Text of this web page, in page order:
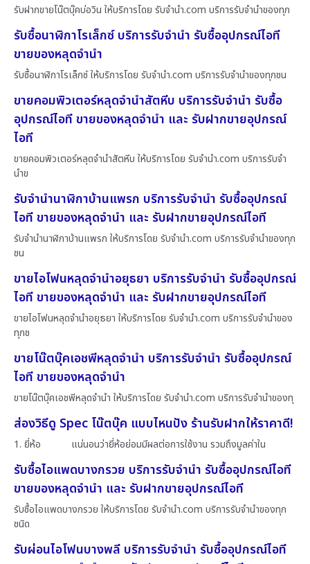
รับฝากขายโน๊ตบุ๊คบ่อวิน ให้บริการโดย รับจํานํา.com บริการรับจำนำของทุก
รับซื้อนาฬิกาโรเล็กซ์ บริการรับจำนำ รับซื้ออุปกรณ์ไอที
ขายของหลุดจำนำ
รับซื้อนาฬิกาโรเล็กซ์ ให้บริการโดย รับจํานํา.com บริการรับจำนำของทุกชน
ขายคอมพิวเตอร์หลุดจำนำสัตหีบ บริการรับจำนำ รับซื้อ
อุปกรณ์ไอที ขายของหลุดจำนำ และ รับฝากขายอุปกรณ์
ไอที
ขายคอมพิวเตอร์หลุดจำนำสัตหีบ ให้บริการโดย รับจํานํา.com บริการรับจำ
นำข
รับจำนำนาฬิกาบ้านแพรก บริการรับจำนำ รับซื้ออุปกรณ์
ไอที ขายของหลุดจำนำ และ รับฝากขายอุปกรณ์ไอที
รับจำนำนาฬิกาบ้านแพรก ให้บริการโดย รับจํานํา.com บริการรับจำนำของทุก
ชน
ขายไอโฟนหลุดจำนำอยุธยา บริการรับจำนำ รับซื้ออุปกรณ์
ไอที ขายของหลุดจำนำ และ รับฝากขายอุปกรณ์ไอที
ขายไอโฟนหลุดจำนำอยุธยา ให้บริการโดย รับจํานํา.com บริการรับจำนำของ
ทุกช
ขายโน๊ตบุ๊คเอชพีหลุดจำนำ บริการรับจำนำ รับซื้ออุปกรณ์
ไอที ขายของหลุดจำนำ
ขายโน๊ตบุ๊คเอชพีหลุดจำนำ ให้บริการโดย รับจํานํา.com บริการรับจำนำของทุ
ส่องวิธีดู Spec โน๊ตบุ๊ค แบบไหนปัง ร้านรับฝากให้ราคาดี!
1. ยี่ห้อ แน่นอนว่ายี่ห้อย่อมมีผลต่อการใช้งาน รวมถึงมูลค่าใน
รับซื้อไอแพดบางกรวย บริการรับจำนำ รับซื้ออุปกรณ์ไอที
ขายของหลุดจำนำ และ รับฝากขายอุปกรณ์ไอที
รับซื้อไอแพดบางกรวย ให้บริการโดย รับจํานํา.com บริการรับจำนำของทุก
ชนิด
รับผ่อนไอโฟนบางพลี บริการรับจำนำ รับซื้ออุปกรณ์ไอที